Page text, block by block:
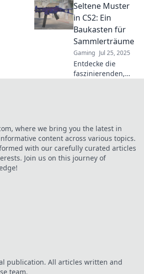
patterns that will
elevate your game
and uncover
secrets the pros
don’t want you to
know!
Seltene Muster
in CS2: Ein
Baukasten für
Sammlerträume
Gaming Jul 25, 2025
Entdecke die
faszinierenden,
jetzt!
where we bring you the latest in
content across various topics.
with our carefully curated articles
Join us on this journey of
publication. All articles written and
team.